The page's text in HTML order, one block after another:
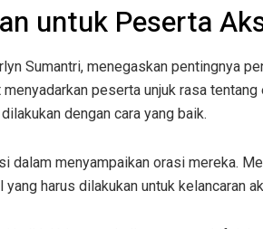
untuk Peserta
Sumantri, menegaskan pentingnya
peserta unjuk rasa
dengan cara yang baik.
dalam menyampaikan orasi mereka.
harus dilakukan untuk kelancaran